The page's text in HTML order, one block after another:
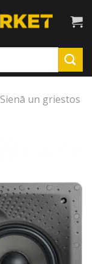
Sienā un griestos